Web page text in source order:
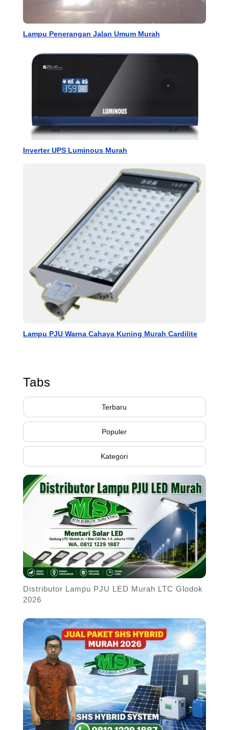
Lampu Penerangan Jalan Umum Murah
Inverter UPS Luminous Murah
Lampu PJU Warna Cahaya Kuning Murah Cardilite
Tabs
Terbaru
Populer
Kategori
Distributor Lampu PJU LED Murah LTC Glodok
2026